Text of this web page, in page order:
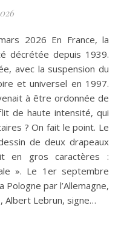
décrétée depuis 1939.
avec la suspension du
et universel en 1997.
à être ordonnée de
de haute intensité, qui
? On fait le point. Le
de deux drapeaux
en gros caractères :
». Le 1er septembre
Pologne par l’Allemagne,
Albert Lebrun, signe…